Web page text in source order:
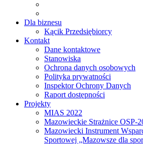
Dla biznesu
Kącik Przedsiębiorcy
Kontakt
Dane kontaktowe
Stanowiska
Ochrona danych osobowych
Polityka prywatności
Inspektor Ochrony Danych
Raport dostępności
Projekty
MIAS 2022
Mazowieckie Strażnice OSP-
Mazowiecki Instrument
Sportowej „Mazowsze dla